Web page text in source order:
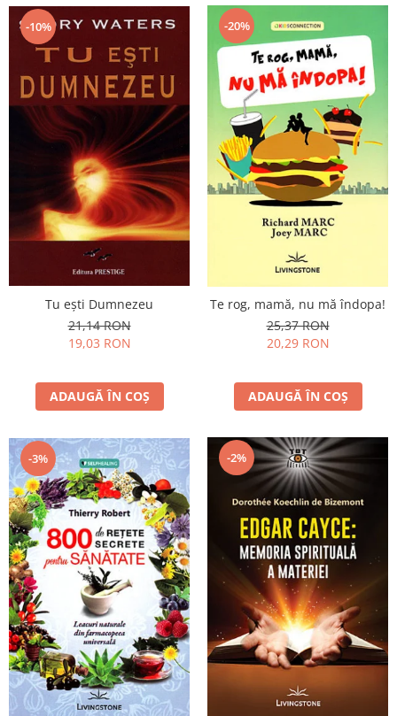
-10%
Tu eşti Dumnezeu
21,14 RON
19,03 RON
ADAUGĂ ÎN COȘ
-20%
Te rog, mamă, nu mă îndopa!
25,37 RON
20,29 RON
ADAUGĂ ÎN COȘ
-3% -2%